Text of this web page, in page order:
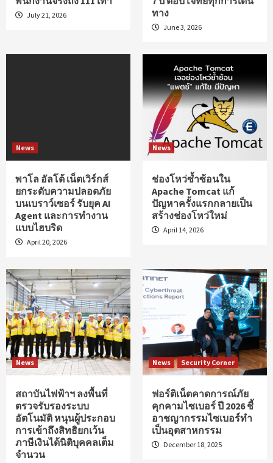
July 21, 2026
ทาง
June 3, 2026
News
พาโล อัลโต้ เน็ตเวิร์กส์
ยกระดับความปลอดภัย
บนเบราว์เซอร์ รับยุค AI
Agent และการทำงาน
แบบไฮบริด
April 20, 2026
News
ช่องโหว่ซ้ำซ้อนใน
Apache Tomcat แก้
ปัญหาครั้งแรกกลายเป็น
สร้างช่องโหว่ใหม่
April 14, 2026
News
สถาบันไฟฟ้าฯ ลงพื้นที่
ตรวจรับรองระบบ
อัตโนมัติ หนุนผู้ประกอบ
การเข้าถึงสิทธิยกเว้น
ภาษีเงินได้นิติบุคคลเต็ม
จำนวน
News Security Corner
ฟอร์ติเน็ตคาดการณ์ภัย
คุกคามไซเบอร์ ปี 2026 ชี้
อาชญากรรมไซเบอร์ทำ
เป็นอุตสาหกรรม
December 18, 2025